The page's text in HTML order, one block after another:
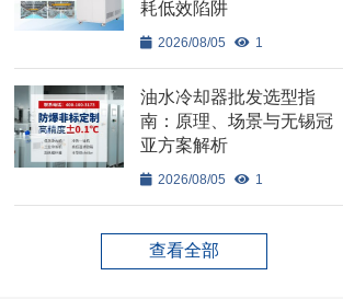
耗低效陷阱
2026/08/05 1
油水冷却器批发选型指
南：原理、场景与无锡冠
亚方案解析
2026/08/05 1
查看全部